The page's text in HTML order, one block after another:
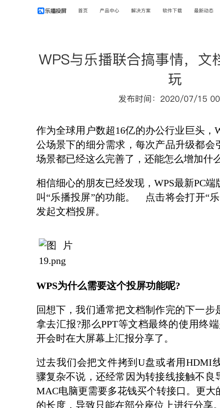
首页 产品中心 解决方案 软件下载 最新动态
WPS与乐播联合搞事情，文
玩
发布时间：2020/07/15
作为全球用户数超16亿的办公行业巨头，
公场景下的细分需求，每次产品升级都会
场景都已经这么完善了，还能怎么增加什
相信细心的朋友已经发现，WPS最新PC
叫“乐播投屏”的功能。
点击将会打开“
发起文档投屏。
WPS为什么需要这个投屏功能呢?
回想下，我们通常把文档制作完的下一步
拿去汇报?那么PPT等文档最终的使用终
开会时在大屏幕上汇报分享了。
过去我们会把文件拷到U盘或者用HDMI
骤复杂不说，还经常因为转接线接触不良
MAC电脑更需要多花钱买个转接口。更大
的长度，导致只能在部分座位上进行分享